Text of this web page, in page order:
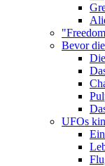
Bevor
UFOs